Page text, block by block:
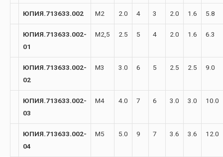
ЮПИЯ.713633.002 М2 2.0 4 3 2.0 1.6 5.8
ЮПИЯ.713633.002-
01
М2,5 2.5 5 4 2.0 1.6 6.3
ЮПИЯ.713633.002-
02
М3 3.0 6 5 2.5 2.5 9.0
ЮПИЯ.713633.002-
03
М4 4.0 7 6 3.0 3.0 10.0
ЮПИЯ.713633.002-
04
М5 5.0 9 7 3.6 3.6 12.0